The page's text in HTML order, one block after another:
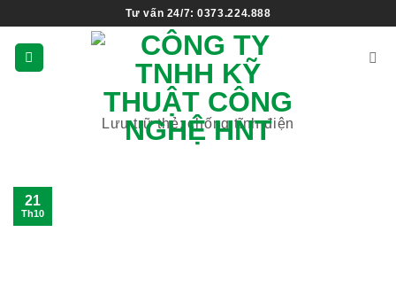
Tư vấn 24/7: 0373.224.888
Lưu trữ thẻ:chống tĩnh điện
21
Th10